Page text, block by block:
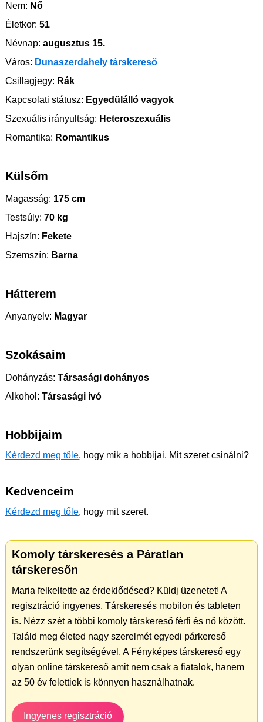
Nem: Nő
Életkor: 51
Névnap: augusztus 15.
Város: Dunaszerdahely társkereső
Csillagjegy: Rák
Kapcsolati státusz: Egyedülálló vagyok
Szexuális irányultság: Heteroszexuális
Romantika: Romantikus
Külsőm
Magasság: 175 cm
Testsúly: 70 kg
Hajszín: Fekete
Szemszín: Barna
Hátterem
Anyanyelv: Magyar
Szokásaim
Dohányzás: Társasági dohányos
Alkohol: Társasági ivó
Hobbijaim
Kérdezd meg tőle, hogy mik a hobbijai. Mit szeret csinálni?
Kedvenceim
Kérdezd meg tőle, hogy mit szeret.
Komoly társkeresés a Páratlan
társkeresőn
Maria felkeltette az érdeklődésed? Küldj üzenetet! A
regisztráció ingyenes. Társkeresés mobilon és tableten
is. Nézz szét a többi komoly társkereső férfi és nő között.
Találd meg életed nagy szerelmét egyedi párkereső
rendszerünk segítségével. A Fényképes társkereső egy
olyan online társkereső amit nem csak a fiatalok, hanem
az 50 év felettiek is könnyen használhatnak.
Ingyenes regisztráció